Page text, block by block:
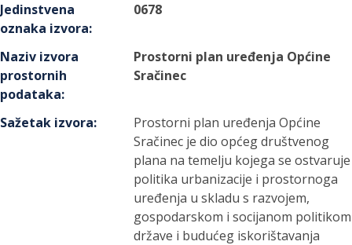
Jedinstvena
oznaka izvora:
0678
Naziv izvora
prostornih
podataka:
Prostorni plan uređenja Općine
Sračinec
Sažetak izvora:
Prostorni plan uređenja Općine
Sračinec je dio općeg društvenog
plana na temelju kojega se ostvaruje
politika urbanizacije i prostornoga
uređenja u skladu s razvojem,
gospodarskom i socijanom politikom
države i budućeg iskorištavanja